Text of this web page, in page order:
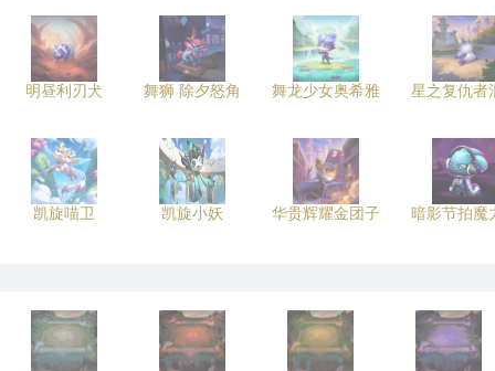
明昼利刃犬 舞狮 除夕怒角 舞龙少女奥希雅 星之复仇者
凯旋喵卫 凯旋小妖 华贵辉耀金团子 暗影节拍魔